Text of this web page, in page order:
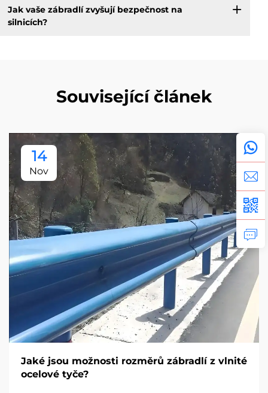
Jak vaše zábradlí zvyšují bezpečnost na
silnicích?
Související článek
14
Nov
Jaké jsou možnosti rozměrů zábradlí z vlnité
ocelové tyče?